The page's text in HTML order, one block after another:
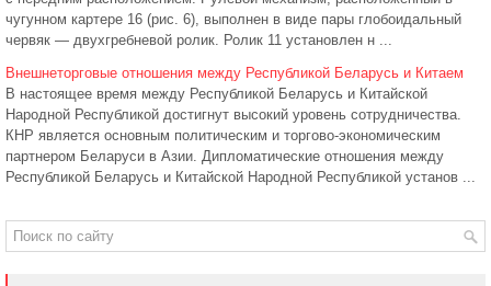
чугунном картере 16 (рис. 6), выполнен в виде пары глобоидальный
червяк — двухгребневой ролик. Ролик 11 установлен н ...
Внешнеторговые отношения между Республикой Беларусь и Китаем
В настоящее время между Республикой Беларусь и Китайской
Народной Республикой достигнут высокий уровень сотрудничества.
КНР является основным политическим и торгово-экономическим
партнером Беларуси в Азии. Дипломатические отношения между
Республикой Беларусь и Китайской Народной Республикой установ ...